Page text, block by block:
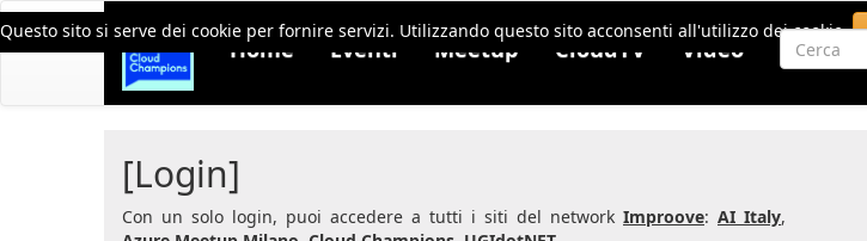
Questo sito si serve dei cookie per fornire servizi. Utilizzando questo sito acconsenti all'utilizzo dei cookie.
Home Eventi Meetup CloudTV Video
[Login]
Con un solo login, puoi accedere a tutti i siti del network Improove: AI Italy,